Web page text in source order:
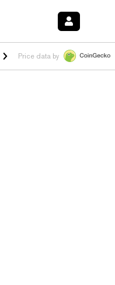
$1.02 1.70% HYPE $55.82 -
Price data by